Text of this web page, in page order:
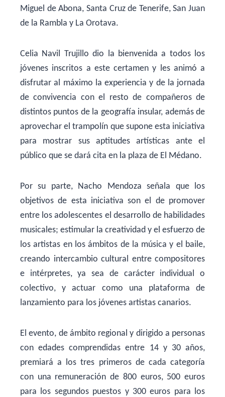
Miguel de Abona, Santa Cruz de Tenerife, San Juan
de la Rambla y La Orotava.
Celia Navil Trujillo dio la bienvenida a todos los
jóvenes inscritos a este certamen y les animó a
disfrutar al máximo la experiencia y de la jornada
de convivencia con el resto de compañeros de
distintos puntos de la geografía insular, además de
aprovechar el trampolín que supone esta iniciativa
para mostrar sus aptitudes artísticas ante el
público que se dará cita en la plaza de El Médano.
Por su parte, Nacho Mendoza señala que los
objetivos de esta iniciativa son el de promover
entre los adolescentes el desarrollo de habilidades
musicales; estimular la creatividad y el esfuerzo de
los artistas en los ámbitos de la música y el baile,
creando intercambio cultural entre compositores
e intérpretes, ya sea de carácter individual o
colectivo, y actuar como una plataforma de
lanzamiento para los jóvenes artistas canarios.
El evento, de ámbito regional y dirigido a personas
con edades comprendidas entre 14 y 30 años,
premiará a los tres primeros de cada categoría
con una remuneración de 800 euros, 500 euros
para los segundos puestos y 300 euros para los